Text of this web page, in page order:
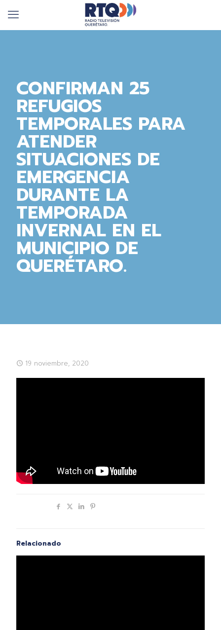
CONFIRMAN 25
REFUGIOS
TEMPORALES PARA
ATENDER
SITUACIONES DE
EMERGENCIA
DURANTE LA
TEMPORADA
INVERNAL EN EL
MUNICIPIO DE
QUERÉTARO.
19 noviembre, 2020
Relacionado